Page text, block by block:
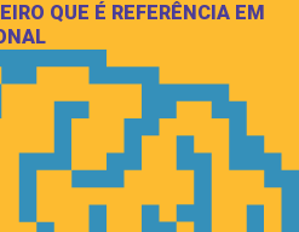
QUE É REFERÊNCIA EM